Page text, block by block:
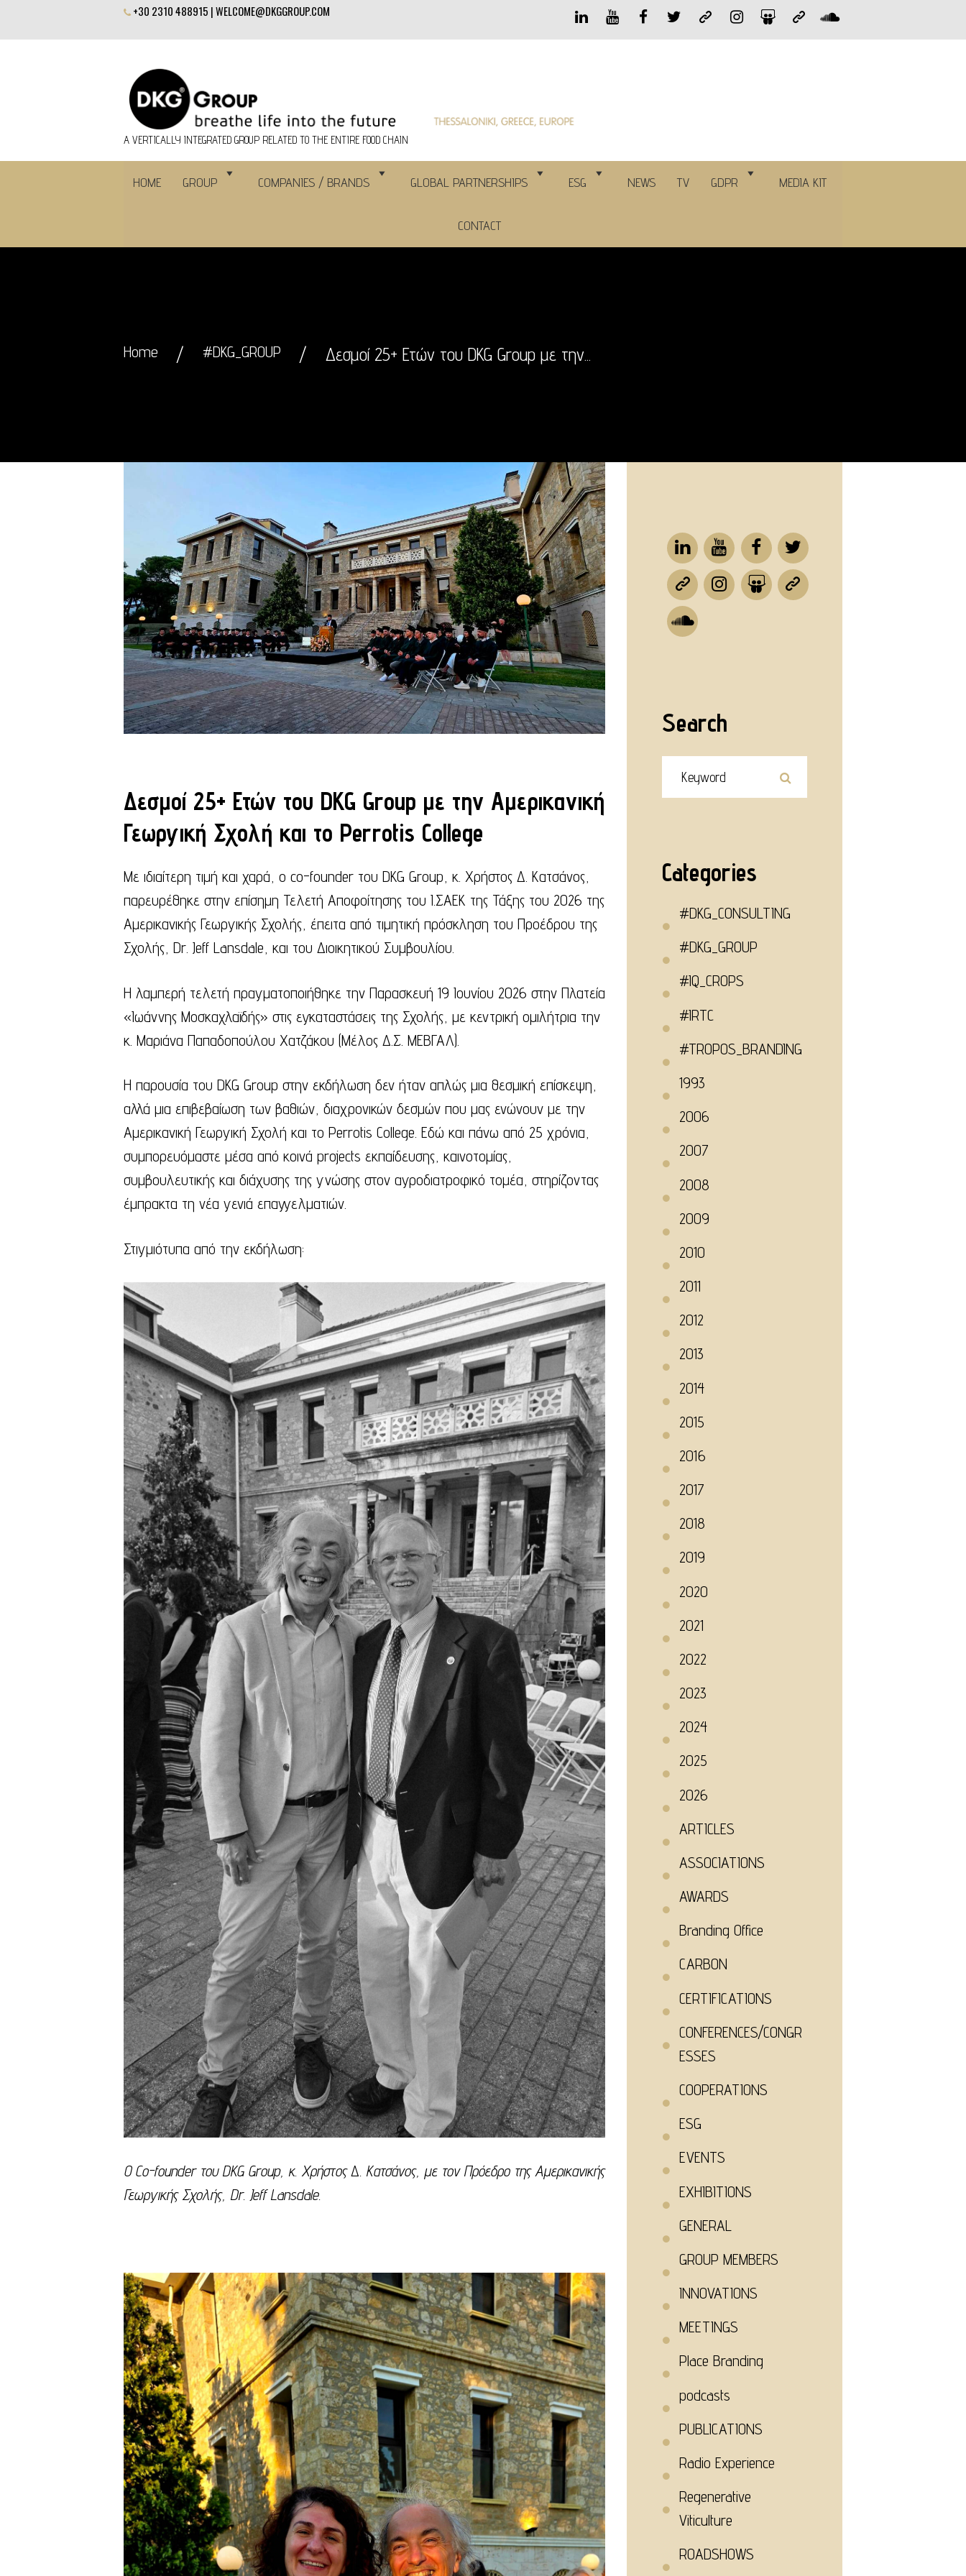
+30 2310 488915 |WELCOME@DKGGROUP.COM
A VERTICALLY INTEGRATED GROUP RELATED TO THE ENTIRE FOOD CHAIN
HOME GROUP COMPANIES / BRANDS GLOBAL PARTNERSHIPS ESG NEWS TV GDPR MEDIA KIT
CONTACT
Home #DKG_GROUP Δεσμοί 25+ Ετών του DKG Group με την...
Δεσμοί 25+ Ετών του DKG Group με την Αμερικανική
Γεωργική Σχολή και το Perrotis College
Με ιδιαίτερη τιμή και χαρά, ο co-founder του DKG Group, κ. Χρήστος Δ. Κατσάνος,
παρευρέθηκε στην επίσημη Τελετή Αποφοίτησης του Ι.ΣΑΕΚ της Τάξης του 2026 της
Αμερικανικής Γεωργικής Σχολής, έπειτα από τιμητική πρόσκληση του Προέδρου της
Σχολής, Dr. Jeff Lansdale, και του Διοικητικού Συμβουλίου.
Η λαμπερή τελετή πραγματοποιήθηκε την Παρασκευή 19 Ιουνίου 2026 στην Πλατεία
«Ιωάννης Μοσκαχλαϊδής» στις εγκαταστάσεις της Σχολής, με κεντρική ομιλήτρια την
κ. Μαριάνα Παπαδοπούλου Χατζάκου (Μέλος Δ.Σ. ΜΕΒΓΑΛ).
Η παρουσία του DKG Group στην εκδήλωση δεν ήταν απλώς μια θεσμική επίσκεψη,
αλλά μια επιβεβαίωση των βαθιών, διαχρονικών δεσμών που μας ενώνουν με την
Αμερικανική Γεωργική Σχολή και το Perrotis College. Εδώ και πάνω από 25 χρόνια,
συμπορευόμαστε μέσα από κοινά projects εκπαίδευσης, καινοτομίας,
συμβουλευτικής και διάχυσης της γνώσης στον αγροδιατροφικό τομέα, στηρίζοντας
έμπρακτα τη νέα γενιά επαγγελματιών.
Στιγμιότυπα από την εκδήλωση:
Ο Co-founder του DKG Group, κ. Χρήστος Δ. Κατσάνος, με τον Πρόεδρο της Αμερικανικής
Γεωργικής Σχολής, Dr. Jeff Lansdale.
Search
Categories
#DKG_CONSULTING
#DKG_GROUP
#IQ_CROPS
#IRTC
#TROPOS_BRANDING
1993
2006
2007
2008
2009
2010
2011
2012
2013
2014
2015
2016
2017
2018
2019
2020
2021
2022
2023
2024
2025
2026
ARTICLES
ASSOCIATIONS
AWARDS
Branding Office
CARBON
CERTIFICATIONS
CONFERENCES/CONGR
ESSES
COOPERATIONS
ESG
EVENTS
EXHIBITIONS
GENERAL
GROUP MEMBERS
INNOVATIONS
MEETINGS
Place Branding
podcasts
PUBLICATIONS
Radio Experience
Regenerative
Viticulture
ROADSHOWS